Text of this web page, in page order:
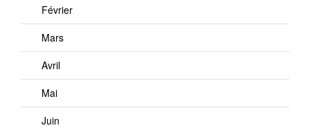
Février
Mars
Avril
Mai
Juin